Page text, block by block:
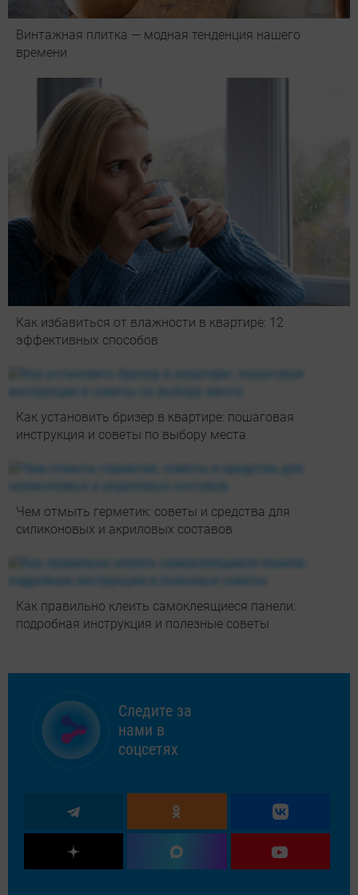
Винтажная плитка — модная тенденция нашего
времени
Как избавиться от влажности в квартире: 12
эффективных способов
Как установить бризер в квартире: пошаговая
инструкция и советы по выбору места
Чем отмыть герметик: советы и средства для
силиконовых и акриловых составов
Как правильно клеить самоклеящиеся панели:
подробная инструкция и полезные советы
Следите за
нами в
соцсетях